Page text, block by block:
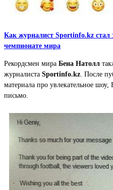
Как журналист Sportinfo.kz
чемпионате мира
Рекордсмен мира Бена Натолл
журналиста Sportinfo.kz . После
материала про увлекательное
письмо.